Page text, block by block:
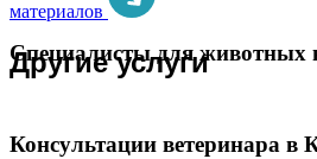
материалов
Другие услуги
Специалисты для животных
Консультации ветеринара в